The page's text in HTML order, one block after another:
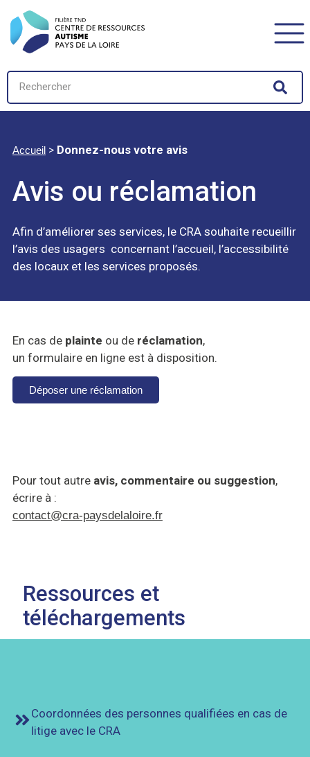
Accueil> Donnez-nous votre avis
Avis ou réclamation
Afin d’améliorer ses services, le CRA souhaite recueillir
l’avis des usagers concernant l’accueil, l’accessibilité
des locaux et les services proposés.
En cas de plainte ou de réclamation,
un formulaire en ligne est à disposition.
Déposer une réclamation
Pour tout autre avis, commentaire ou suggestion,
écrire à :
contact@cra-paysdelaloire.fr
Ressources et
téléchargements
Coordonnées des personnes qualifiées en cas de
litige avec le CRA